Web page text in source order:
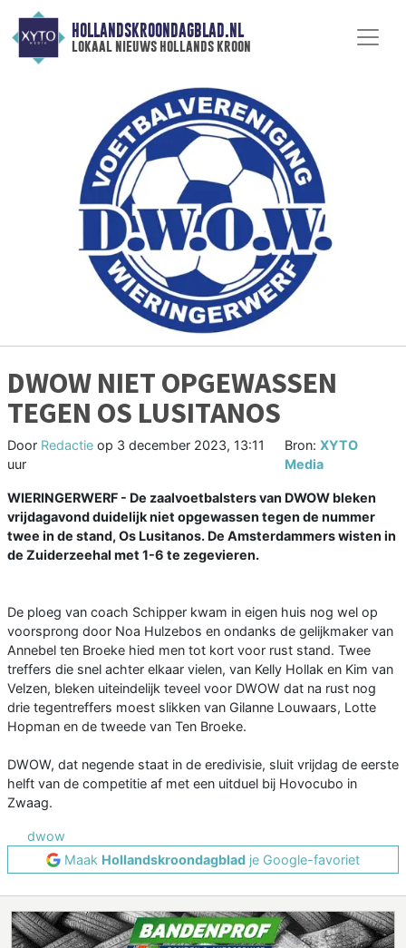
HOLLANDSKROONDAGBLAD.NL
lokaal nieuws hollands kroon
DWOW NIET OPGEWASSEN
TEGEN OS LUSITANOS
Door Redactie op 3 december 2023, 13:11
uur
Bron:XYTO
Media
WIERINGERWERF - De zaalvoetbalsters van DWOW bleken
vrijdagavond duidelijk niet opgewassen tegen de nummer
twee in de stand, Os Lusitanos. De Amsterdammers wisten in
de Zuiderzeehal met 1-6 te zegevieren.
De ploeg van coach Schipper kwam in eigen huis nog wel op
voorsprong door Noa Hulzebos en ondanks de gelijkmaker van
Annebel ten Broeke hied men tot kort voor rust stand. Twee
treffers die snel achter elkaar vielen, van Kelly Hollak en Kim van
Velzen, bleken uiteindelijk teveel voor DWOW dat na rust nog
drie tegentreffers moest slikken van Gilanne Louwaars, Lotte
Hopman en de tweede van Ten Broeke.
DWOW, dat negende staat in de eredivisie, sluit vrijdag de eerste
helft van de competitie af met een uitduel bij Hovocubo in
Zwaag.
dwow
Maak Hollandskroondagblad je Google-favoriet